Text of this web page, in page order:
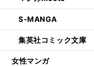
S-MANGA
集英社コミック文庫
女性マンガ